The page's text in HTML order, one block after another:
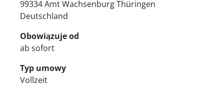
99334 Amt Wachsenburg Thüringen
Deutschland
Obowiązuje od
ab sofort
Typ umowy
Vollzeit